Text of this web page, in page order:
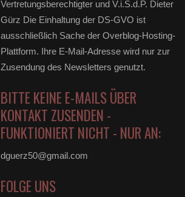
Vertretungsberechtigter und V.i.S.d.P. Dieter
Gürz Die Einhaltung der DS-GVO ist
ausschließlich Sache der Overblog-Hosting-
Plattform. Ihre E-Mail-Adresse wird nur zur
Zusendung des Newsletters genutzt.
BITTE KEINE E-MAILS ÜBER
KONTAKT ZUSENDEN -
FUNKTIONIERT NICHT - NUR AN:
dguerz50@gmail.com
FOLGE UNS